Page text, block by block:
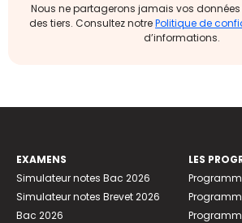
Nous ne partagerons jamais vos
des tiers. Consultez notrePolitique de
d’informations.
EXAMENS
Simulateur notes Bac 2026
Simulateur notes Brevet 2026
Bac 2026
LES